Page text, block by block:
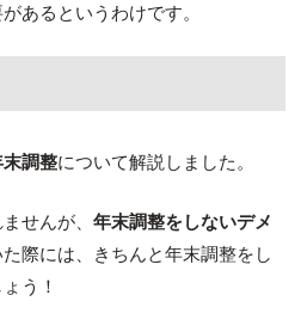
あるというわけです。
末調整について解説しました。
せんが、 年末調整をしないデメ
際には、きちんと年末調整をし
う！